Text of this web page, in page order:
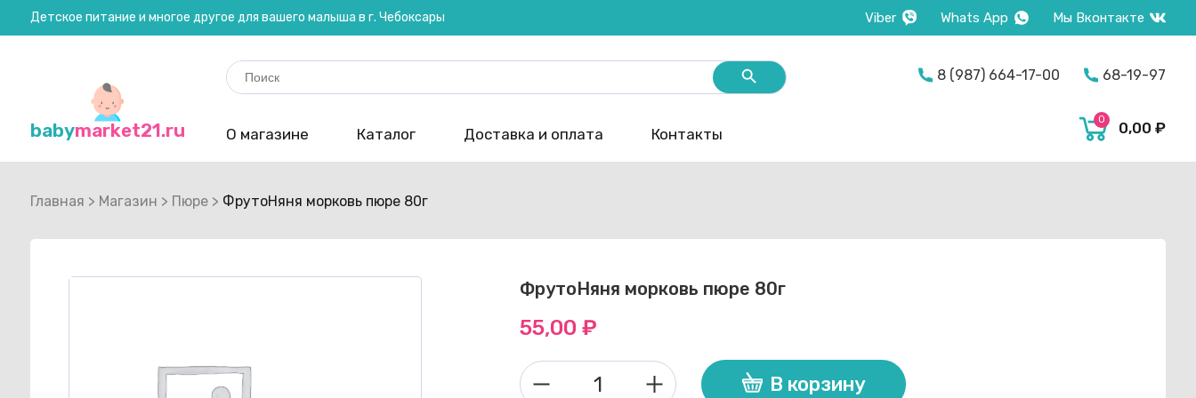
Детское питание и многое другое для вашего малыша в г. Чебоксары Viber Whats App Мы Вконтакте
babymarket21.ru
Search
for:
Search Button 8 (987) 664-17-00 68-19-97
О магазине Каталог Доставка и оплата Контакты
0 0,00₽
Главная > Магазин > Пюре> ФрутоНяня морковь пюре 80г
ФрутоНяня морковь пюре 80г
55,00 ₽
Количество
В корзину